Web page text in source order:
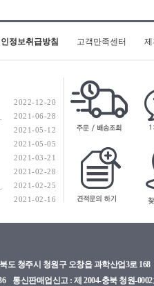
정보취급방침 고객만족센터 제
2022-12-20
하자 0% 2021-06-28
2021-05-12
2021-05-05
2021-03-21
2021-02-28
니다. 2021-02-25
2021-02-16
청주시 청원구 오창읍 과학산업3로 168
통신판매업신고 : 제 2004-충북 청원-